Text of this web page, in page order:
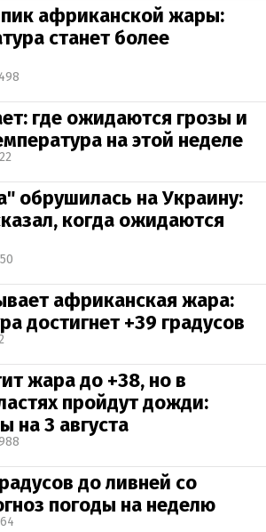
африканской жары:
станет более
где ожидаются грозы и
на этой неделе
обрушилась на Украину:
когда ожидаются
африканская жара:
достигнет +39 градусов
жара до +38, но в
пройдут дожди:
на 3 августа
до ливней со
погоды на неделю